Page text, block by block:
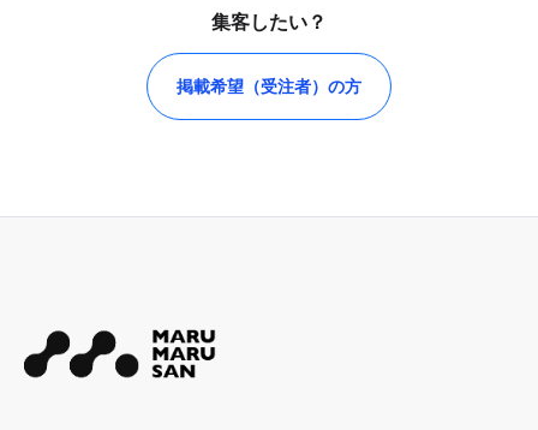
集客したい？
掲載希望（受注者）の方